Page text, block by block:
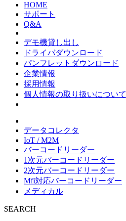
HOME
サポート
Q&A
デモ機貸し出し
ドライバダウンロード
パンフレットダウンロード
企業情報
採用情報
個人情報の取り扱いについて
データコレクタ
IoT / M2M
バーコードリーダー
1次元バーコードリーダー
2次元バーコードリーダー
Mfi対応バーコードリーダー
メディカル
SEARCH